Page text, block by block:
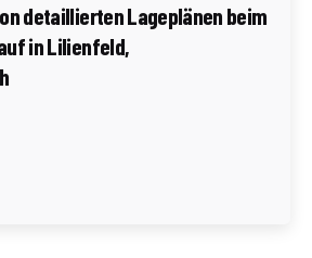
detaillierten Lageplänen beim
in Lilienfeld,